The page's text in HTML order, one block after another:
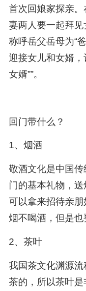
首次回娘家探亲
妻两人要一起拜
称呼岳父岳母为“
迎接女儿和女婿，
女婿””。
回门带什么？
1、烟酒
敬酒文化是中国
门的基本礼物，
可以拿来招待亲
烟不喝酒，但是也
2、茶叶
我国茶文化渊源
茶的，所以茶叶